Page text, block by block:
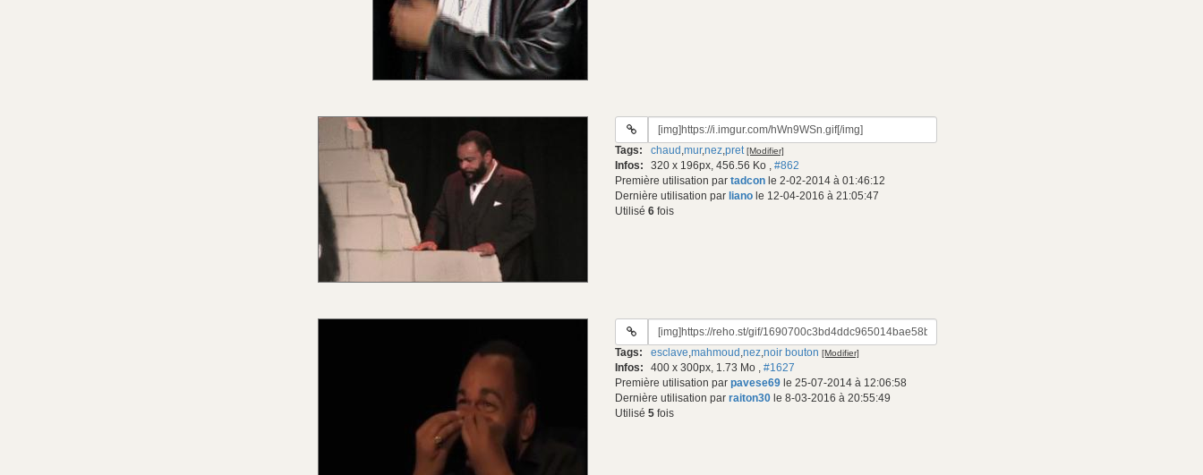
URL
gif:
Tags: chaud ,mur,nez,pret [Modifier]
Infos: 320 x 196px, 456.56 Ko , #862
Première utilisation par tadcon le 2-02-2014 à 01:46:12
Dernière utilisation par liano le 12-04-2016 à 21:05:47
Utilisé 6 fois
URL
gif:
Tags: esclave,mahmoud ,nez,noir bouton [Modifier]
Infos: 400 x 300px, 1.73 Mo , #1627
Première utilisation par pavese69 le 25-07-2014 à 12:06:58
Dernière utilisation par raiton30 le 8-03-2016 à 20:55:49
Utilisé 5 fois